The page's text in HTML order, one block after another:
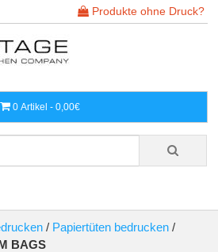
Produkte ohne Druck?
0 Artikel - 0,00€
/ Papiertüten bedrucken /
BAGS